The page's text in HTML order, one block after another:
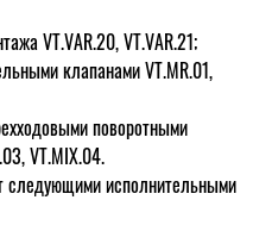
VT.VAR.20, VT.VAR.21;
клапанами VT.MR.01,
поворотными
VT.MIX.04.
следующими исполнительными